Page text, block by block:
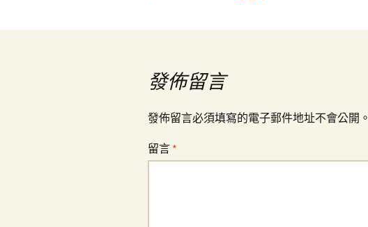
發佈留言
發佈留言必須填寫的電子郵件地址不會公開。
留言 *